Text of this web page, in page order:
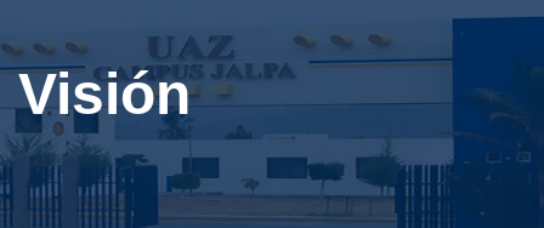
Visión